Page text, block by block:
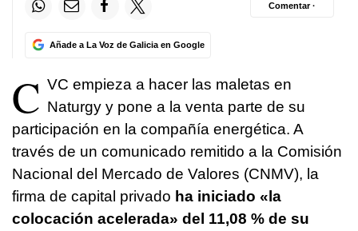
Añade a La Voz de Galicia en Google
Comentar ·
C VC empieza a hacer las maletas en
Naturgy y pone a la venta parte de su
participación en la compañía energética. A
través de un comunicado remitido a la Comisión
Nacional del Mercado de Valores (CNMV), la
firma de capital privado ha iniciado «la
colocación acelerada» del 11,08 % de su